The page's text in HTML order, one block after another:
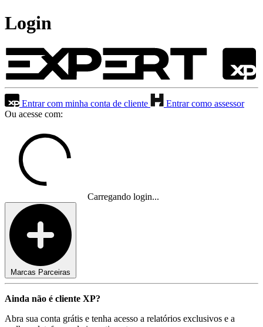
Login
Entrar com minha conta de cliente
Entrar como assessor
Ou acesse com:
Carregando login...
Marcas Parceiras
Ainda não é cliente XP?
Abra sua conta grátis e tenha acesso a relatórios exclusivos e a